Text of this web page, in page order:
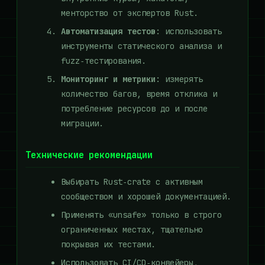
менторство от экспертов Rust.
Автоматизация тестов : использовать
инструменты статического анализа и
fuzz‑тестирования.
Мониторинг и метрики : измерять
количество багов, время отклика и
потребление ресурсов до и после
миграции.
Технические рекомендации
Выбирать Rust‑crate с активным
сообществом и хорошей документацией.
Применять «unsafe» только в строго
ограниченных местах, тщательно
покрывая их тестами.
Использовать CI/CD‑конвейеры,